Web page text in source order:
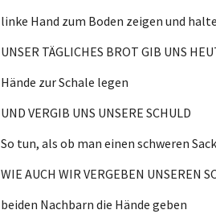
linke Hand zum Boden zeigen und
UNSER TÄGLICHES BROT GIB UNS
Hände zur Schale legen
UND VERGIB UNS UNSERE SCHULD
So tun, als ob man einen schweren
WIE AUCH WIR VERGEBEN UNSEREN
beiden Nachbarn die Hände geben